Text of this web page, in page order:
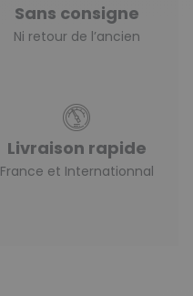
Sans consigne
Ni retour de l’ancien
Livraison rapide
France et Internationnal